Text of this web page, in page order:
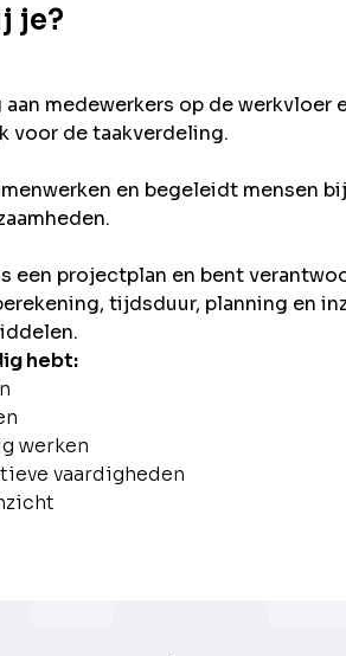
je?
medewerkers op de werkvloer
voor de taakverdeling.
en begeleidt mensen
een projectplan en bent
tijdsduur, planning en
hebt:
werken
vaardigheden